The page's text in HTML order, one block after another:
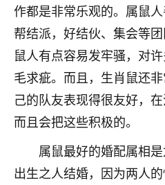
作都是非常乐观的。属鼠
帮结派，好结伙、集会等
鼠人有点容易发牢骚，对
毛求疵。而且，生肖鼠还
己的队友表现得很友好，在
而且会把这些积极的。
属鼠最好的婚配属相
出生之人结婚，因为两人
金白水清
我也想找老师看看，有
鹿森：慧来老师微信
1天前 来自江西
我也想要，我也想要！
2天前 来自山西